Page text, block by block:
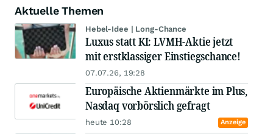
Aktuelle Themen
Hebel-Idee | Long-Chance
Luxus statt KI: LVMH-Aktie jetzt
mit erstklassiger Einstiegschance!
07.07.26, 19:28
Europäische Aktienmärkte im Plus,
Nasdaq vorbörslich gefragt
heute 10:28 Anzeige